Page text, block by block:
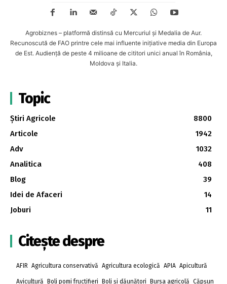
Agrobiznes – platformă distinsă cu Mercuriul și Medalia de Aur.
Recunoscută de FAO printre cele mai influente inițiative media din Europa
de Est. Audiență de peste 4 milioane de cititori unici anual în România,
Moldova și Italia.
Topic
Știri Agricole
8800
Articole
1942
Adv
1032
Analitica
408
Blog
39
Idei de Afaceri
14
Joburi
11
Citește despre
AFIR Agricultura conservativă Agricultura ecologică APIA Apicultură
Avicultură Boli pomi fructifieri Boli și dăunători Bursa agricolă Căpșun